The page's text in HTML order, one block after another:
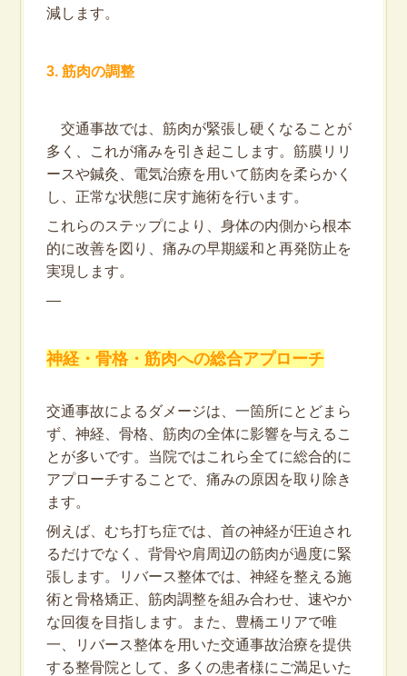
減します。
3. 筋肉の調整
交通事故では、筋肉が緊張し硬くなることが
多く、これが痛みを引き起こします。筋膜リリ
ースや鍼灸、電気治療を用いて筋肉を柔らかく
し、正常な状態に戻す施術を行います。
これらのステップにより、身体の内側から根本
的に改善を図り、痛みの早期緩和と再発防止を
実現します。
—
神経・骨格・筋肉への総合アプローチ
交通事故によるダメージは、一箇所にとどまら
ず、神経、骨格、筋肉の全体に影響を与えるこ
とが多いです。当院ではこれら全てに総合的に
アプローチすることで、痛みの原因を取り除き
ます。
例えば、むち打ち症では、首の神経が圧迫され
るだけでなく、背骨や肩周辺の筋肉が過度に緊
張します。リバース整体では、神経を整える施
術と骨格矯正、筋肉調整を組み合わせ、速やか
な回復を目指します。また、豊橋エリアで唯
一、リバース整体を用いた交通事故治療を提供
する整骨院として、多くの患者様にご満足いた